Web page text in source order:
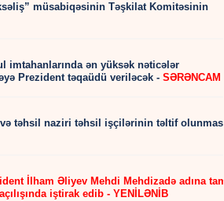
müsabiqəsinin Təşkilat Komitəsinin
imtahanlarında ən yüksək nəticələr
Prezident təqaüdü veriləcək - SƏRƏNCAM
təhsil naziri təhsil işçilərinin təltif
İlham Əliyev Mehdi Mehdizadə adına
iştirak edib - YENİLƏNİB